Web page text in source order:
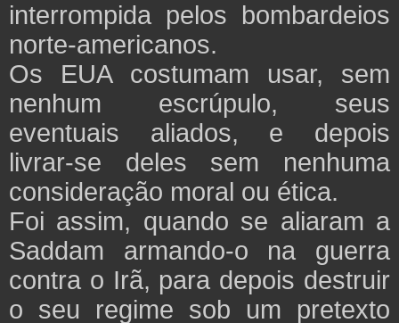
interrompida pelos bombardeios
norte-americanos.
Os EUA costumam usar, sem
nenhum escrúpulo, seus
eventuais aliados, e depois
livrar-se deles sem nenhuma
consideração moral ou ética.
Foi assim, quando se aliaram a
Saddam armando-o na guerra
contra o Irã, para depois destruir
o seu regime sob um pretexto